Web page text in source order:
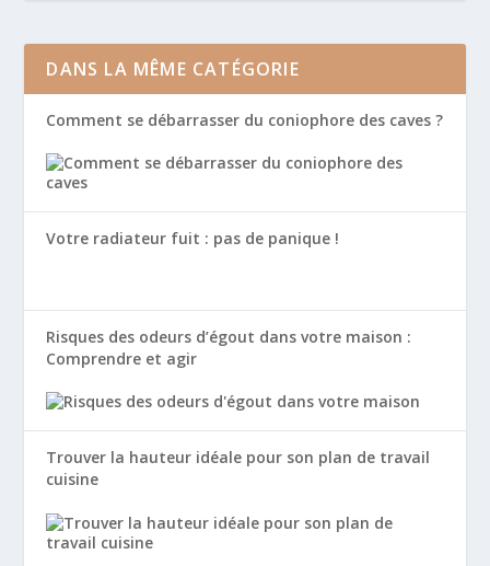
DANS LA MÊME CATÉGORIE
Comment se débarrasser du coniophore des caves ?
Votre radiateur fuit : pas de panique !
Risques des odeurs d’égout dans votre maison :
Comprendre et agir
Trouver la hauteur idéale pour son plan de travail
cuisine